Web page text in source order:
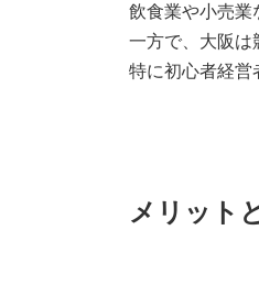
飲食業や小売業
一方で、大阪は
特に初心者経営
メリット